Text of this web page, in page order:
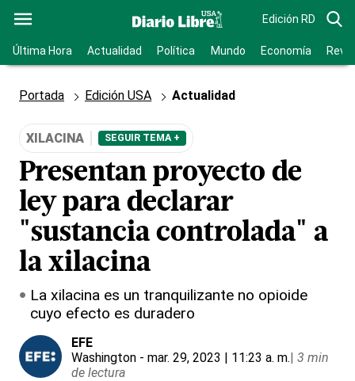
Edición RD
Última Hora Actualidad Política Mundo Economía
Portada Edición USA Actualidad
XILACINA SEGUIR TEMA +
Presentan proyecto de
ley para declarar
"sustancia controlada" a
la xilacina
La xilacina es un tranquilizante no opioide
cuyo efecto es duradero
EFE
Washington - mar. 29, 2023 | 11:23 a. m.| 3 min
de lectura